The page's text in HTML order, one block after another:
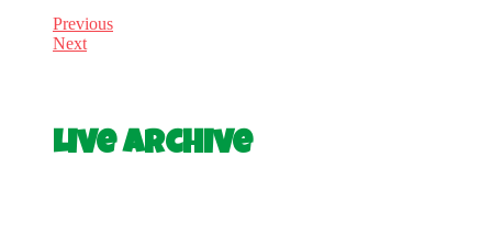
Previous
Next
Live Archive